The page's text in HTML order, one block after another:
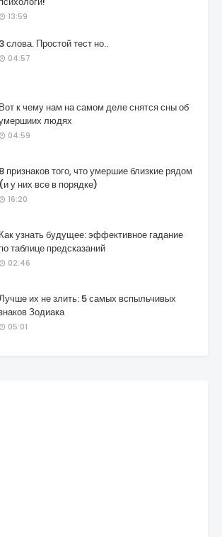
13:59
3 слова. Простой тест но..
04:57
Вот к чему нам на самом деле снятся сны об
людях
04:59
8 признаков того, что умершие близкие рядом
(и у них все в порядке)
16:20
Как узнать будущее: эффективное гадание
по таблице предсказаний
02:46
их не злить: 5 самых вспыльчивых
Зодиака
05:01